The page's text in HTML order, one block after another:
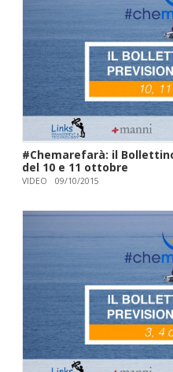
#Chemarefarà: il
del 10 e 11 ottobre
VIDEO 09/10/2015